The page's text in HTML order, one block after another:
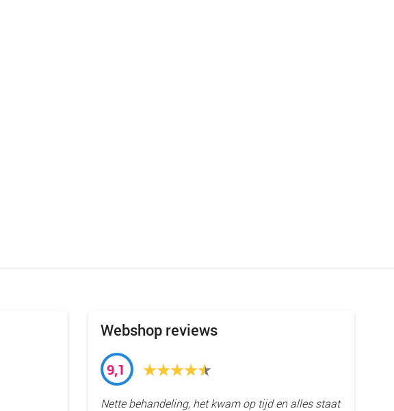
Webshop reviews
9,1
Nette behandeling, het kwam op tijd en alles staat